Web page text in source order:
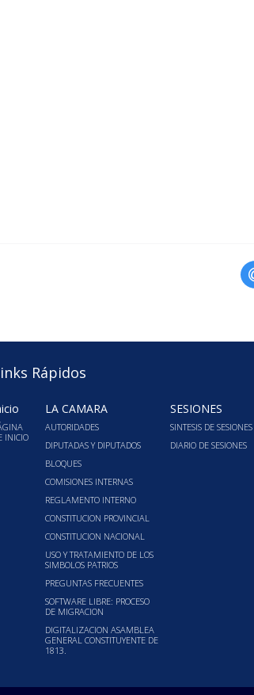
Rápidos
INICIO
LA CÁMARA
AUTORIDADES
DIPUTADAS Y DIPUTADOS
BLOQUES
COMISIONES INTERNAS
REGLAMENTO INTERNO
CONSTITUCION PROVINCIAL
CONSTITUCION NACIONAL
USO Y TRATAMIENTO DE LOS
SIMBOLOS PATRIOS
PREGUNTAS FRECUENTES
SOFTWARE LIBRE: PROCESO
DE MIGRACION
DIGITALIZACION ASAMBLEA
GENERAL CONSTITUYENTE DE
1813.
SESIONES
SINTESIS DE SESIONES
DIARIO DE SESIONES